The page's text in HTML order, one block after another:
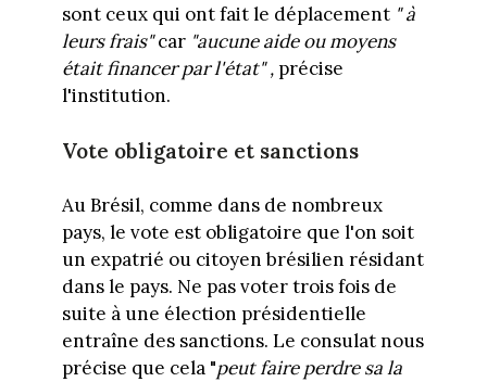
sont ceux qui ont fait le déplacement " à
leurs frais"car "aucune aide ou moyens
était financer par l'état" , précise
l'institution.
Vote obligatoire et sanctions
Au Brésil, comme dans de nombreux
pays, le vote est obligatoire que l'on soit
un expatrié ou citoyen brésilien résidant
dans le pays. Ne pas voter trois fois de
suite à une élection présidentielle
entraîne des sanctions. Le consulat nous
précise que cela "peut faire perdre sa la